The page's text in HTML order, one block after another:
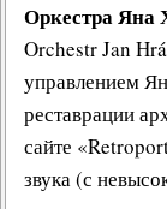
Оркестра Яна
Orchestr Jan
управлением
реставрации
сайте
звука (с